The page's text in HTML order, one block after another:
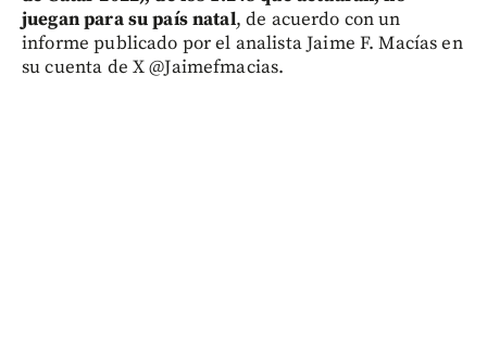
juegan para su país natal, de acuerdo con un
informe publicado por el analista Jaime F. Macías en
su cuenta de X @Jaimefmacias.